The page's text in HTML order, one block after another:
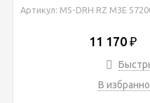
Артикул: MS-DRH RZ M3E
11 170 ₽
В